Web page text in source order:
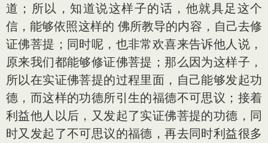
道；所以，知道说这样子的话，他就具足这个
信，能够依照这样的 佛所教导的内容，自己去修
证佛菩提；同时呢，也非常欢喜来告诉他人说，
原来我们都能够修证佛菩提；那么因为这样子，
所以在实证佛菩提的过程里面，自己能够发起功
德，而这样的功德所引生的福德不可思议；接着
利益他人以后，又发起了实证佛菩提的功德，同
时又发起了不可思议的福德，再去同时利益很多